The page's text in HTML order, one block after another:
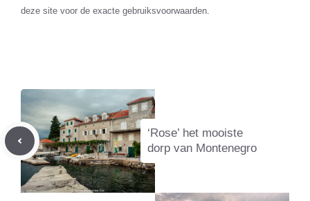
deze site voor de exacte gebruiksvoorwaarden.
‘Rose’ het mooiste
dorp van Montenegro